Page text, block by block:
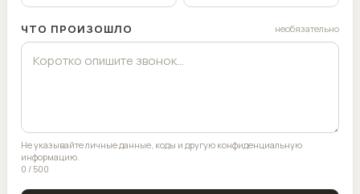
ЧТО ПРОИЗОШЛО необязательно
Не указывайте личные данные, коды и другую конфиденциальную
информацию.
0 / 500